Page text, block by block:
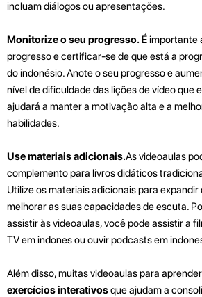
incluam diálogos ou apresentações.
Monitorize o seu progresso. É importante
progresso e certificar-se de que está a
do indonésio. Anote o seu progresso e
nível de dificuldade das lições de vídeo que
ajudará a manter a motivação alta e a
habilidades.
Use materiais adicionais.As videoaulas
complemento para livros didáticos
Utilize os materiais adicionais para expandir
melhorar as suas capacidades de escuta.
assistir às videoaulas, você pode assistir a
TV em indones ou ouvir podcasts em
Além disso, muitas videoaulas para
exercícios interativosque ajudam a